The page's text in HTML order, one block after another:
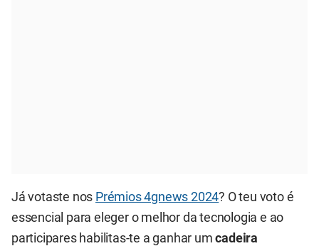
Já votaste nos Prémios 4gnews 2024? O teu voto é
essencial para eleger o melhor da tecnologia e ao
participares habilitas-te a ganhar umcadeira